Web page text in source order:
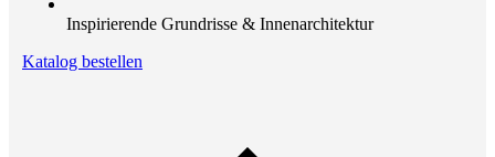
Inspirierende Grundrisse & Innenarchitektur
Katalog bestellen